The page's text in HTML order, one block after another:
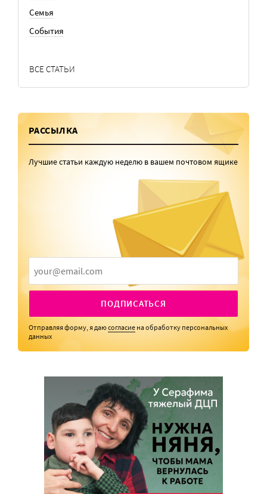
Семья
События
ВСЕ СТАТЬИ
РАССЫЛКА
Лучшие статьи каждую неделю в вашем почтовом ящике
ПОДПИСАТЬСЯ
Отправляя форму, я даюсогласие на обработку персональных
данных